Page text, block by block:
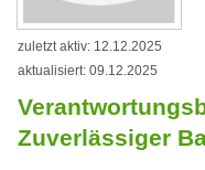
zuletzt aktiv: 12.12.2025
aktualisiert: 09.12.2025
Zuverlässiger